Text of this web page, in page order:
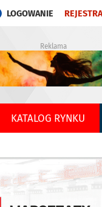
LOGOWANIE
Reklama
KATALOG RYNKU